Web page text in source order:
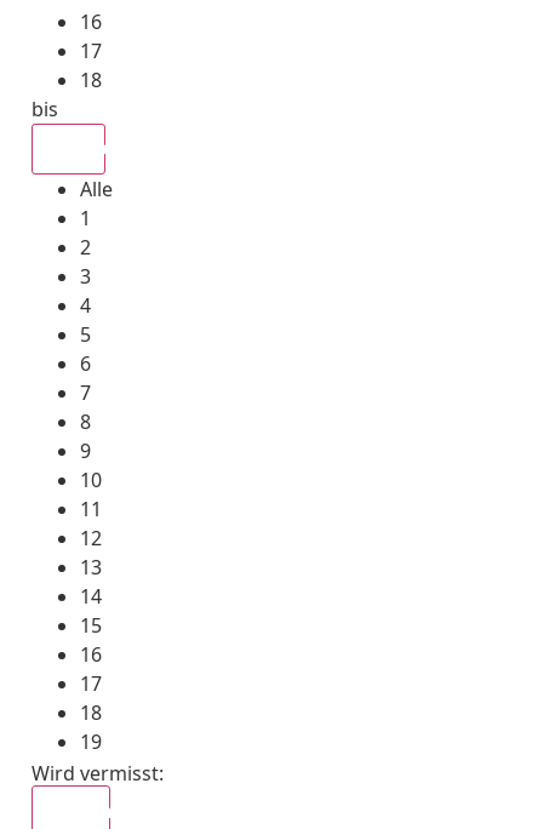
16
17
18
bis
Alle
1
2
3
4
5
6
7
8
9
10
11
12
13
14
15
16
17
18
19
Wird vermisst: